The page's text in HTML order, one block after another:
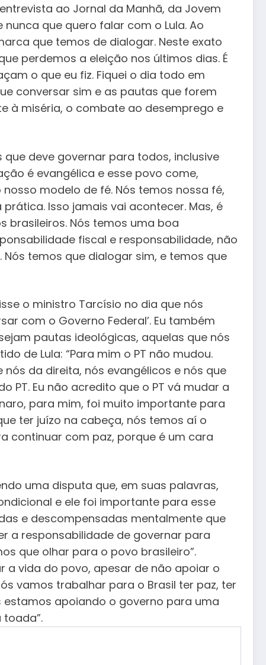
ao Jornal da Manhã, da Jovem
que quero falar com o Lula. Ao
que temos de dialogar. Neste exato
perdemos a eleição nos últimos dias. É
o que eu fiz. Fiquei o dia todo em
conversar sim e as pautas que forem
à miséria, o combate ao desemprego e
deve governar para todos, inclusive
é evangélica e esse povo come,
modelo de fé. Nós temos nossa fé,
Isso jamais vai acontecer. Mas, é
brasileiros. Nós temos uma boa
fiscal e responsabilidade, não
temos que dialogar sim, e temos que
o ministro Tarcísio no dia que nós
com o Governo Federal’. Eu também
pautas ideológicas, aquelas que nós
de Lula: “Para mim o PT não mudou.
da direita, nós evangélicos e nós que
PT. Eu não acredito que o PT vá mudar a
para mim, foi muito importante para
ter juízo na cabeça, nós temos aí o
continuar com paz, porque é um cara
uma disputa que, em suas palavras,
e ele foi importante para esse
e descompensadas mentalmente que
a responsabilidade de governar para
que olhar para o povo brasileiro”.
vida do povo, apesar de não apoiar o
vamos trabalhar para o Brasil ter paz, ter
apoiando o governo para uma